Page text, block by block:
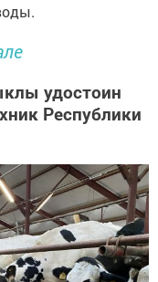
удостоин
Республики